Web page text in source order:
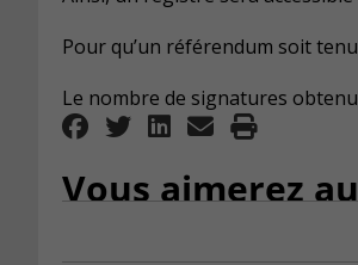
Pour qu’un référendum soit
Le nombre de signatures
Vous aimerez